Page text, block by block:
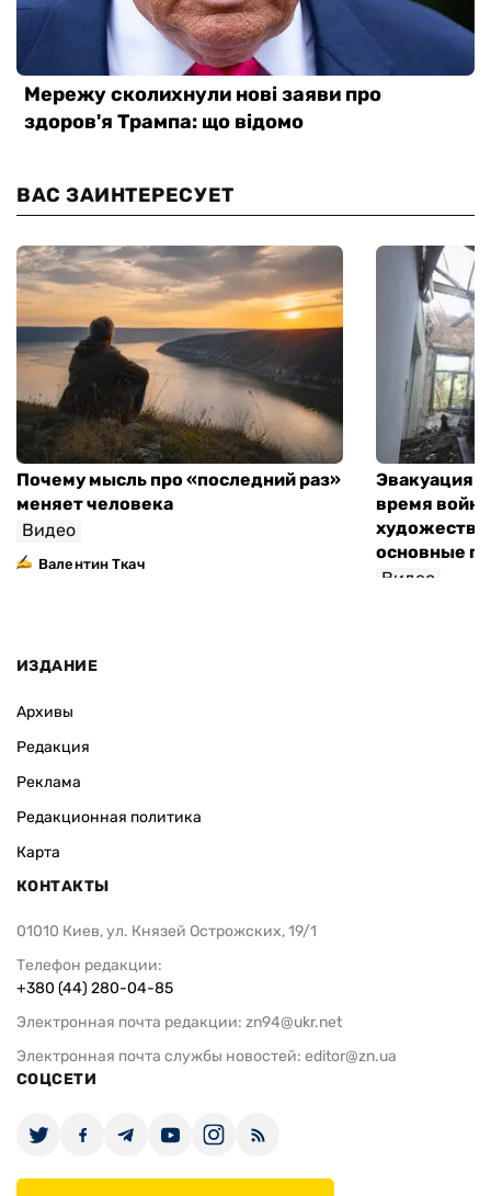
ВАС ЗАИНТЕРЕСУЕТ
Почему мысль про «последний раз»
меняет человека
Видео
Валентин Ткач
Эвакуация
время
основные
Видео
ИЗДАНИЕ
Архивы
Редакция
Реклама
Редакционная политика
Карта
КОНТАКТЫ
01010 Киев, ул. Князей Острожских, 19/1
Телефон редакции:
+380 (44) 280-04-85
Электронная почта редакции: zn94@ukr.net
Электронная почта службы новостей: editor@zn.ua
СОЦСЕТИ